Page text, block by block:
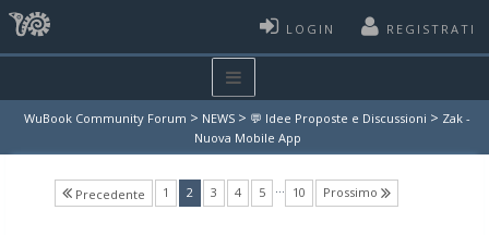
LOGIN REGISTRATI
WuBook Community Forum > NEWS > 💬 Idee Proposte e Discussioni > Zak -
Nuova Mobile App
Precedente 1 2(current)
3 4 5 … 10 Prossimo